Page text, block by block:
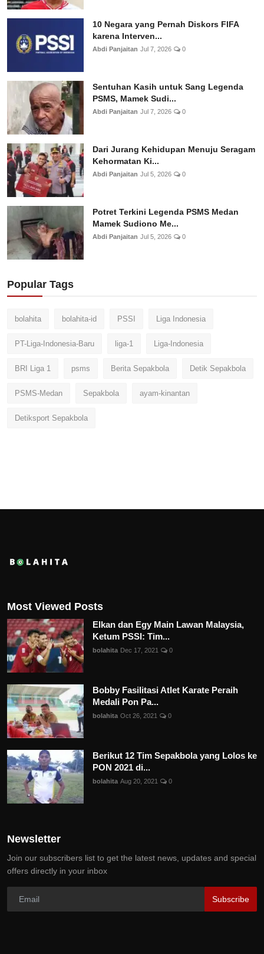
10 Negara yang Pernah Diskors FIFA
karena Interven...
Abdi Panjaitan Jul 7, 2026 0
Sentuhan Kasih untuk Sang Legenda
PSMS, Mamek Sudi...
Abdi Panjaitan Jul 7, 2026 0
Dari Jurang Kehidupan Menuju Seragam
Kehormatan Ki...
Abdi Panjaitan Jul 5, 2026 0
Potret Terkini Legenda PSMS Medan
Mamek Sudiono Me...
Abdi Panjaitan Jul 5, 2026 0
Popular Tags
bolahita bolahita-id PSSI Liga Indonesia
PT-Liga-Indonesia-Baru liga-1 Liga-Indonesia
BRI Liga 1 psms Berita Sepakbola Detik Sepakbola
PSMS-Medan Sepakbola ayam-kinantan
Detiksport Sepakbola
Most Viewed Posts
Elkan dan Egy Main Lawan Malaysia,
Ketum PSSI: Tim...
bolahita Dec 17, 2021 0
Bobby Fasilitasi Atlet Karate Peraih
Medali Pon Pa...
bolahita Oct 26, 2021 0
Berikut 12 Tim Sepakbola yang Lolos ke
PON 2021 di...
bolahita Aug 20, 2021 0
Newsletter
Join our subscribers list to get the latest news, updates and special
offers directly in your inbox
Subscribe